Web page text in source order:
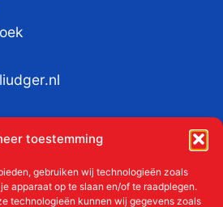
toestemming
gebruiken wij technologieën zoals
apparaat op te slaan en/of te raadplegen.
technologieën kunnen wij gegevens zoals